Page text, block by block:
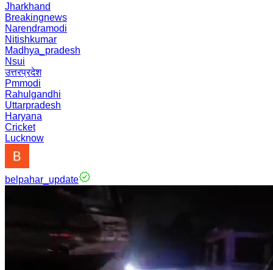
Jharkhand
Breakingnews
Narendramodi
Nitishkumar
Madhya_pradesh
Nsui
उत्तरप्रदेश
Pmmodi
Rahulgandhi
Uttarpradesh
Haryana
Cricket
Lucknow
belpahar_update